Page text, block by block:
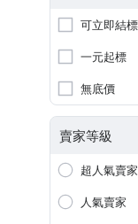
可立即結標
一元起標
無底價
賣家等級
超人氣賣家
人氣賣家